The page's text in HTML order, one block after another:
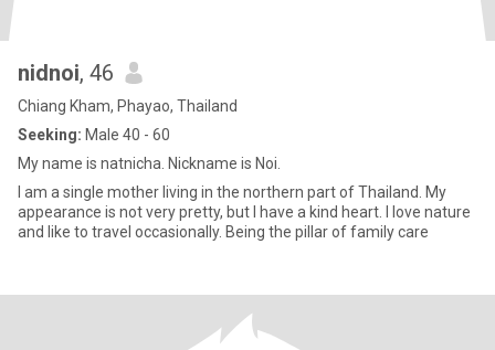
nidnoi, 46
Chiang Kham, Phayao, Thailand
Seeking: Male 40 - 60
My name is natnicha. Nickname is Noi.
I am a single mother living in the northern part of Thailand. My
appearance is not very pretty, but I have a kind heart. I love nature
and like to travel occasionally. Being the pillar of family care